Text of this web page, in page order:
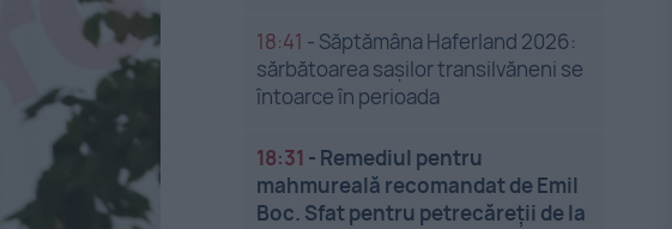
18:41 - Săptămâna Haferland 2026:
sărbătoarea sașilor transilvăneni se
întoarce în perioada
18:31 - Remediul pentru
mahmureală recomandat de Emil
Boc. Sfat pentru petrecăreții de la